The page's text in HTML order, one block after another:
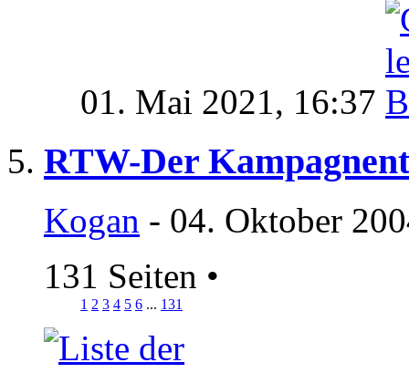
01. Mai 2021, 16:37
RTW-Der
Kogan - 04. Oktober
131 Seiten •
1 2 3 4 5 6 ... 131